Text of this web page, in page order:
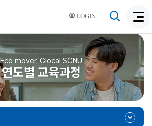
LOGIN
색
활
성
색
Eco mover, Glocal SCNU
연도별 교육과정